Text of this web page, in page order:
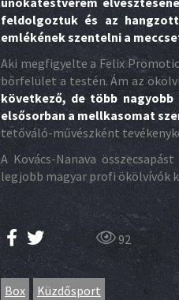
feldolgoztuk és az
emlékének szentelni a
Aki megfigyelte a Felix
bőrfelület a testén. Ám az
következő, de több
elsősorban a mellkasomat
tetőváló-művészként
A Kovács-Nanava
legjobb magyar profi ökölvívók
92
Box Küzdősport